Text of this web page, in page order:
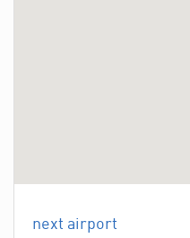
next airport